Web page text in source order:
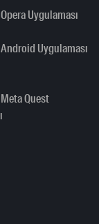
Uygulaması
Uygulaması
Quest